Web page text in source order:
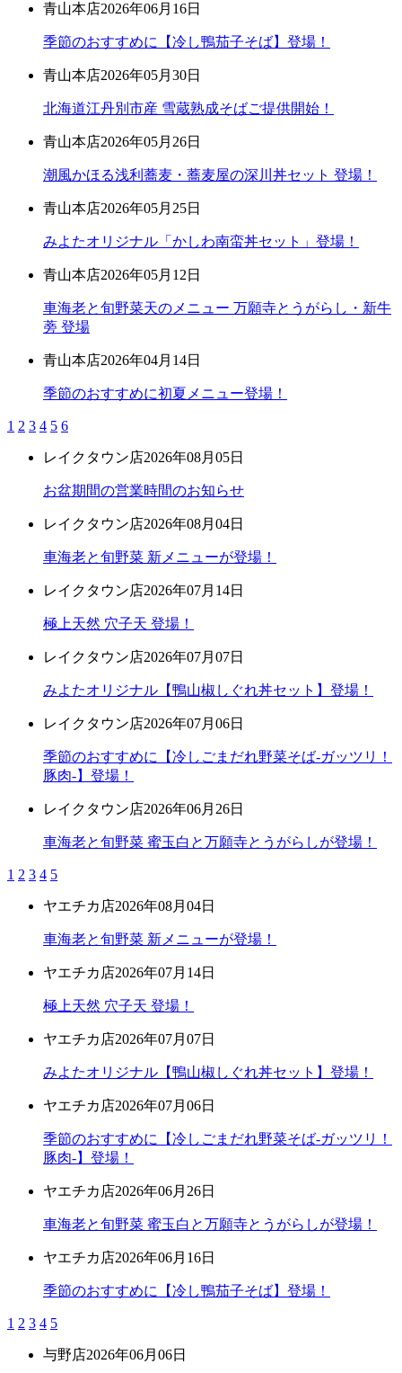
青山本店2026年06月16日
季節のおすすめに【冷し鴨茄子そば】登場！
青山本店2026年05月30日
北海道江丹別市産 雪蔵熟成そばご提供開始！
青山本店2026年05月26日
潮風かほる浅利蕎麦・蕎麦屋の深川丼セット 登場！
青山本店2026年05月25日
みよたオリジナル「かしわ南蛮丼セット」登場！
青山本店2026年05月12日
車海老と旬野菜天のメニュー 万願寺とうがらし・新牛
蒡 登場
青山本店2026年04月14日
季節のおすすめに初夏メニュー登場！
1 2 3 4 5 6
レイクタウン店2026年08月05日
お盆期間の営業時間のお知らせ
レイクタウン店2026年08月04日
車海老と旬野菜 新メニューが登場！
レイクタウン店2026年07月14日
極上天然 穴子天 登場！
レイクタウン店2026年07月07日
みよたオリジナル【鴨山椒しぐれ丼セット】登場！
レイクタウン店2026年07月06日
季節のおすすめに【冷しごまだれ野菜そば-ガッツリ！
豚肉-】登場！
レイクタウン店2026年06月26日
車海老と旬野菜 蜜玉白と万願寺とうがらしが登場！
1 2 3 4 5
ヤエチカ店2026年08月04日
車海老と旬野菜 新メニューが登場！
ヤエチカ店2026年07月14日
極上天然 穴子天 登場！
ヤエチカ店2026年07月07日
みよたオリジナル【鴨山椒しぐれ丼セット】登場！
ヤエチカ店2026年07月06日
季節のおすすめに【冷しごまだれ野菜そば-ガッツリ！
豚肉-】登場！
ヤエチカ店2026年06月26日
車海老と旬野菜 蜜玉白と万願寺とうがらしが登場！
ヤエチカ店2026年06月16日
季節のおすすめに【冷し鴨茄子そば】登場！
1 2 3 4 5
与野店2026年06月06日